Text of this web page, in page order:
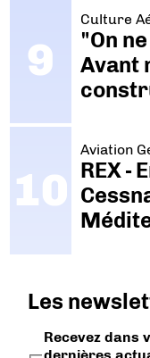
Culture
"On
Avant
Aviation
REX -
Les
Recevez dans